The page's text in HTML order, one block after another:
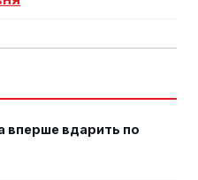
вперше вдарить по